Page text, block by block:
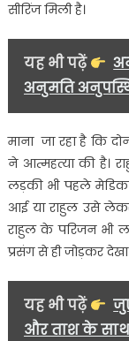
सीरिंज मिली है।
यह भी पढ़ें
अनुमति
माना जा रहा है कि
ने आत्महत्या की है।
लड़की भी पहले
आई या राहुल उसे
राहुल के परिजन भी
प्रसंग से ही जोड़कर देखा
यह भी पढ़ें
और ताश के साथ